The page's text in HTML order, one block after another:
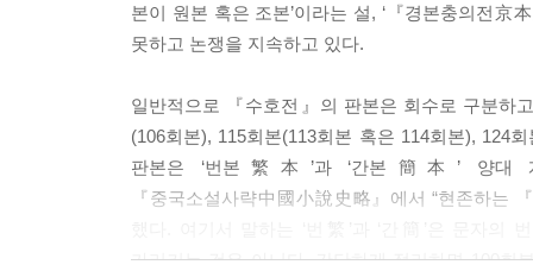
본이 원본 혹은 조본’이라는 설, ‘『경본충의전京
못하고 논쟁을 지속하고 있다.
일반적으로 『수호전』의 판본은 회수로 구분하
(106회본), 115회본(113회본 혹은 114회본), 124
판본은 ‘번본繁本’과 ‘간본簡本’ 양대
『중국소설사략中國小說史略』에서 “현존하는
가리키는 것은 아니다. 간단하게 정리하면 100회